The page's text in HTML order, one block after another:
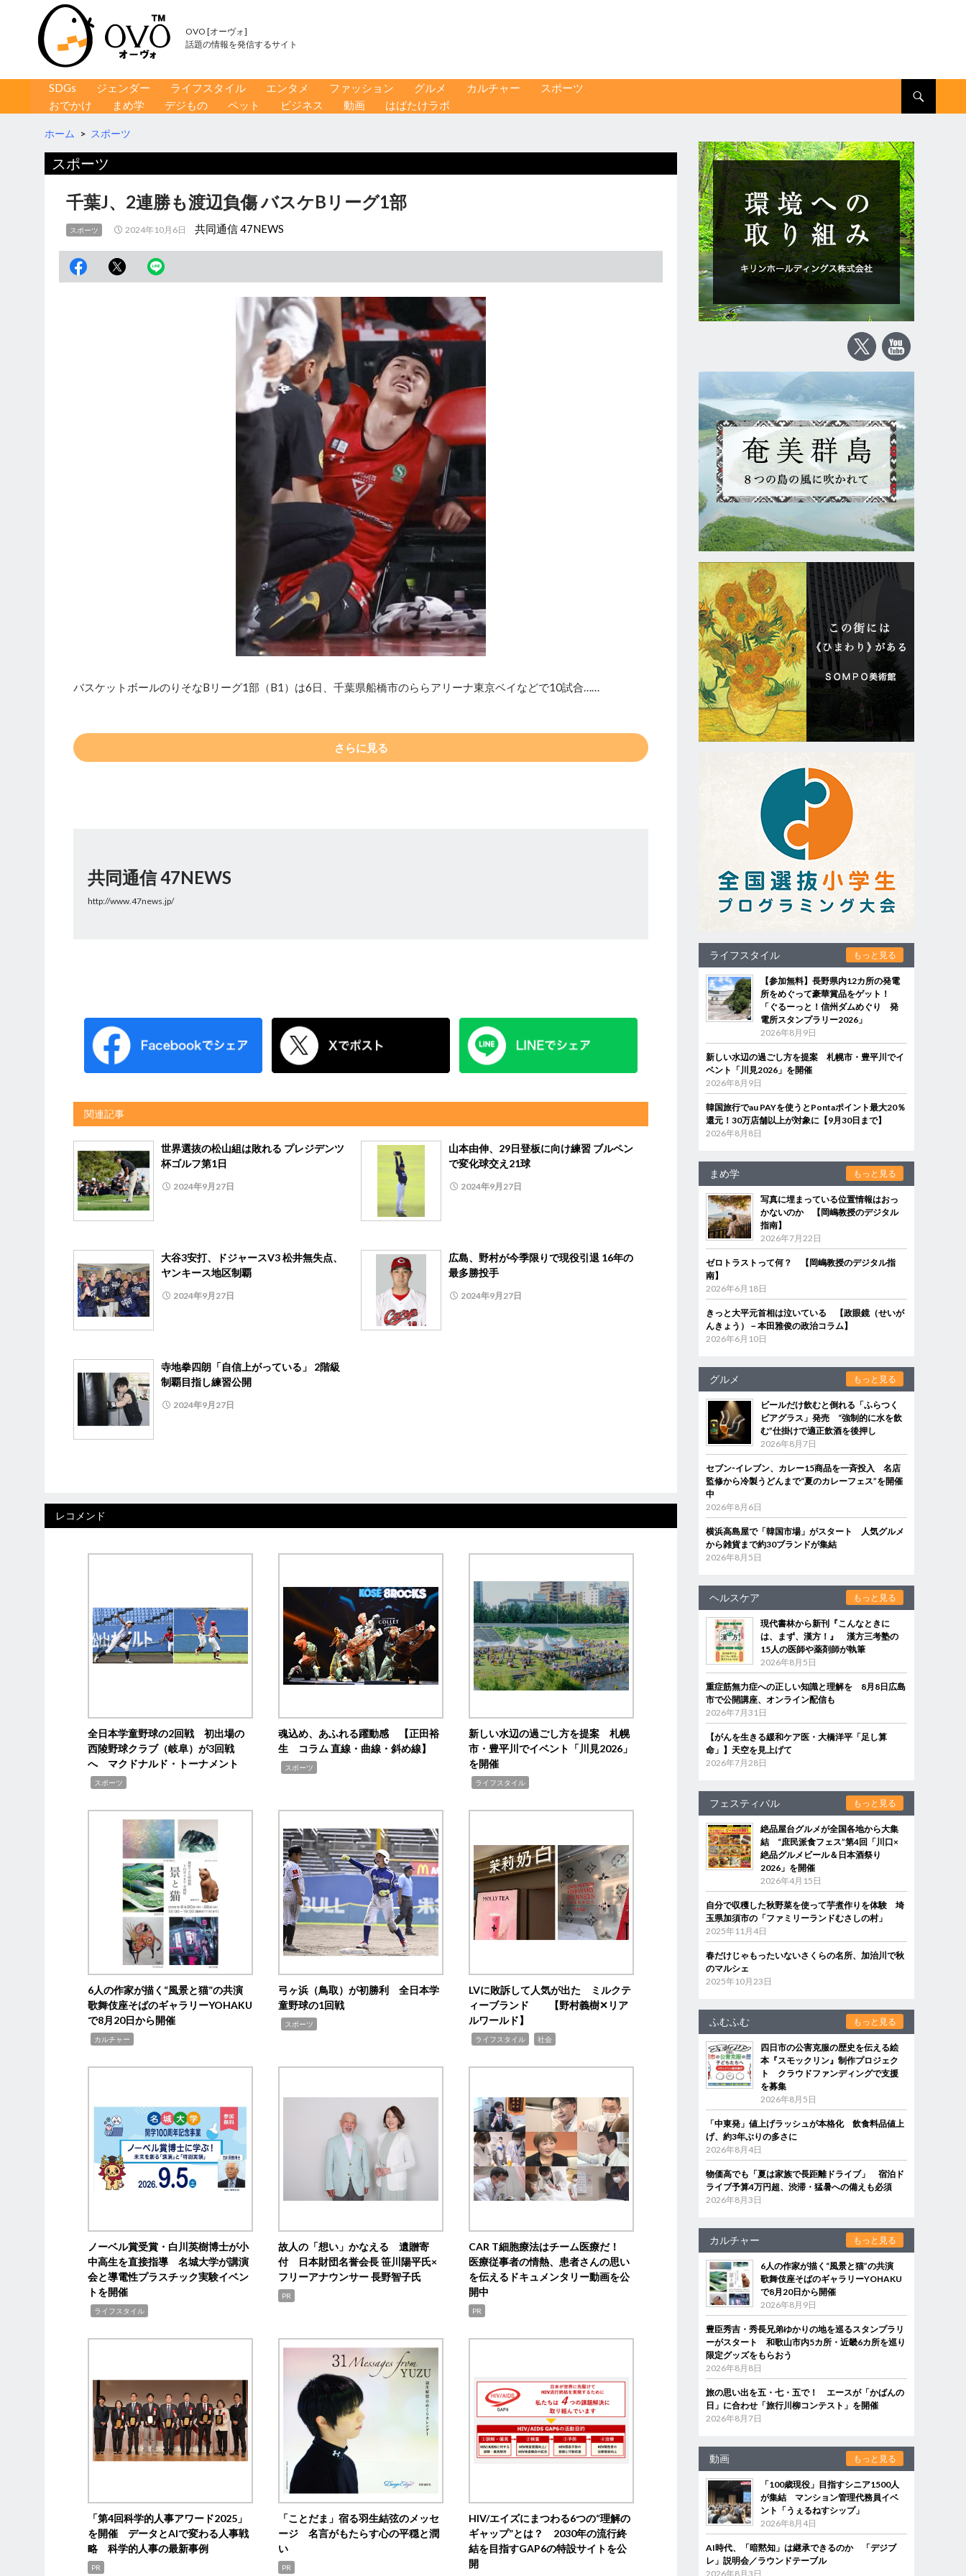
OVO [オーヴォ]
話題の情報を発信するサイト
コンテンツへ移動
SDGs ジェンダー ライフスタイル エンタメ ファッション グルメ カルチャー
スポーツ
おでかけ
まめ学 デジもの ペット ビジネス 動画 はばたけラボ
ホーム > スポーツ
スポーツ
千葉J、2連勝も渡辺負傷 バスケBリーグ1部
スポーツ 2024年10月6日 共同通信 47NEWS
バスケットボールのりそなBリーグ1部（B1）は6日、千葉県船橋市のららアリーナ東京ベイなどで10試合……
さらに見る
共同通信 47NEWS
http://www.47news.jp/
関連記事
世界選抜の松山組は敗れる プレジデンツ
杯ゴルフ第1日
2024年9月27日
山本由伸、29日登板に向け練習 ブルペン
で変化球交え21球
2024年9月27日
大谷3安打、ドジャースV3 松井無失点、
ヤンキース地区制覇
2024年9月27日
広島、野村が今季限りで現役引退 16年の
最多勝投手
2024年9月27日
寺地拳四朗「自信上がっている」 2階級
制覇目指し練習公開
2024年9月27日
レコメンド
全日本学童野球の2回戦 初出場の
西陵野球クラブ（岐阜）が3回戦
へ マクドナルド・トーナメント
スポーツ
魂込め、あふれる躍動感 【正田裕
生 コラム 直線・曲線・斜め線】
スポーツ
新しい水辺の過ごし方を提案 札幌
市・豊平川でイベント「川見2026」
を開催
ライフスタイル
6人の作家が描く“風景と猫”の共演
歌舞伎座そばのギャラリーYOHAKU
で8月20日から開催
カルチャー
弓ヶ浜（鳥取）が初勝利 全日本学
童野球の1回戦
スポーツ
LVに敗訴して人気が出た ミルクテ
ィーブランド 【野村義樹✕リア
ルワールド】
ライフスタイル 社会
ノーベル賞受賞・白川英樹博士が小
中高生を直接指導 名城大学が講演
会と導電性プラスチック実験イベン
トを開催
ライフスタイル
故人の「想い」かなえる 遺贈寄
付 日本財団名誉会長 笹川陽平氏×
フリーアナウンサー 長野智子氏
PR
CAR T細胞療法はチーム医療だ！
医療従事者の情熱、患者さんの思い
を伝えるドキュメンタリー動画を公
開中
PR
「第4回科学的人事アワード2025」
を開催 データとAIで変わる人事戦
略 科学的人事の最新事例
PR
「ことだま」宿る羽生結弦のメッセ
ージ 名言がもたらす心の平穏と潤
い
PR
HIV/エイズにまつわる6つの“理解の
ギャップ”とは？ 2030年の流行終
結を目指すGAP6の特設サイトを公
開
ライフスタイル もっと見る
【参加無料】長野県内12カ所の発電
所をめぐって豪華賞品をゲット！
「ぐるーっと！信州ダムめぐり 発
電所スタンプラリー2026」
2026年8月9日
新しい水辺の過ごし方を提案 札幌市・豊平川でイ
ベント「川見2026」を開催
2026年8月9日
韓国旅行でau PAYを使うとPontaポイント最大20％
還元！30万店舗以上が対象に【9月30日まで】
2026年8月8日
まめ学 もっと見る
写真に埋まっている位置情報はおっ
かないのか 【岡嶋教授のデジタル
指南】
2026年7月22日
ゼロトラストって何？ 【岡嶋教授のデジタル指
南】
2026年6月18日
きっと大平元首相は泣いている 【政眼鏡（せいが
んきょう）－本田雅俊の政治コラム】
2026年6月10日
グルメ もっと見る
ビールだけ飲むと倒れる「ふらつく
ビアグラス」発売 “強制的に水を飲
む”仕掛けで適正飲酒を後押し
2026年8月7日
セブン‐イレブン、カレー15商品を一斉投入 名店
監修から冷製うどんまで“夏のカレーフェス”を開催
中
2026年8月6日
横浜高島屋で「韓国市場」がスタート 人気グルメ
から雑貨まで約30ブランドが集結
2026年8月5日
ヘルスケア もっと見る
現代書林から新刊『こんなときに
は、まず、漢方！』 漢方三考塾の
15人の医師や薬剤師が執筆
2026年8月5日
重症筋無力症への正しい知識と理解を 8月8日広島
市で公開講座、オンライン配信も
2026年7月31日
【がんを生きる緩和ケア医・大橋洋平「足し算
命」】天空を見上げて
2026年7月28日
フェスティバル もっと見る
絶品屋台グルメが全国各地から大集
結 “庶民派食フェス”第4回「川口×
絶品グルメビール＆日本酒祭り
2026」を開催
2026年4月15日
自分で収穫した秋野菜を使って芋煮作りを体験 埼
玉県加須市の「ファミリーランドむさしの村」
2025年11月4日
春だけじゃもったいないさくらの名所、加治川で秋
のマルシェ
2025年10月23日
ふむふむ もっと見る
四日市の公害克服の歴史を伝える絵
本『スモックリン』制作プロジェク
ト クラウドファンディングで支援
を募集
2026年8月5日
「中東発」値上げラッシュが本格化 飲食料品値上
げ、約3年ぶりの多さに
2026年8月4日
物価高でも「夏は家族で長距離ドライブ」 宿泊ド
ライブ予算4万円超、渋滞・猛暑への備えも必須
2026年8月3日
カルチャー もっと見る
6人の作家が描く“風景と猫”の共演
歌舞伎座そばのギャラリーYOHAKU
で8月20日から開催
2026年8月9日
豊臣秀吉・秀長兄弟ゆかりの地を巡るスタンプラリ
ーがスタート 和歌山市内5カ所・近畿6カ所を巡り
限定グッズをもらおう
2026年8月8日
旅の思い出を五・七・五で！ エースが「かばんの
日」に合わせ「旅行川柳コンテスト」を開催
2026年8月7日
動画 もっと見る
「100歳現役」目指すシニア1500人
が集結 マンション管理代務員イベ
ント「うぇるねすシップ」
2026年8月4日
AI時代、「暗黙知」は継承できるのか 「デジブ
レ」説明会／ラウンドテーブル
2026年8月3日